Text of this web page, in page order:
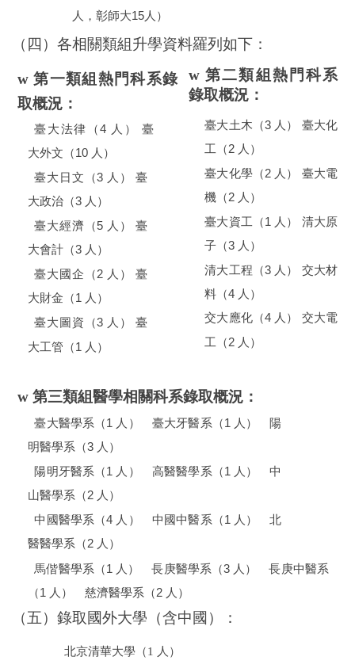
人，彰師大15人）
（四）各相關類組升學資料羅列如下：
w 第一類組熱門科系錄
取概況：
臺大法律（4 人）
臺
大外文（10 人）
臺大日文（3 人）
臺
大政治（3 人）
臺大經濟（5 人）
臺
大會計（3 人）
臺大國企（2 人）
臺
大財金（1 人）
臺大圖資（3 人）
臺
大工管（1 人）
w 第二類組熱門科系
錄取概況：
臺大土木（3 人）
臺大化
工（2 人）
臺大化學（2 人）
臺大電
機（2 人）
臺大資工（1 人）
清大原
子（3 人）
清大工程（3 人）
交大材
料（4 人）
交大應化（4 人）
交大電
工（2 人）
w 第三類組醫學相關科系錄取概況：
臺大醫學系（1 人） 臺大牙醫系（1 人） 陽
明醫學系（3 人）
陽明牙醫系（1 人） 高醫醫學系（1 人） 中
山醫學系（2 人）
中國醫學系（4 人） 中國中醫系（1 人） 北
醫醫學系（2 人）
馬偕醫學系（1 人） 長庚醫學系（3 人） 長庚中醫系
（1 人） 慈濟醫學系（2 人）
（五）錄取國外大學（含中國）：
北京清華大學（1 人）